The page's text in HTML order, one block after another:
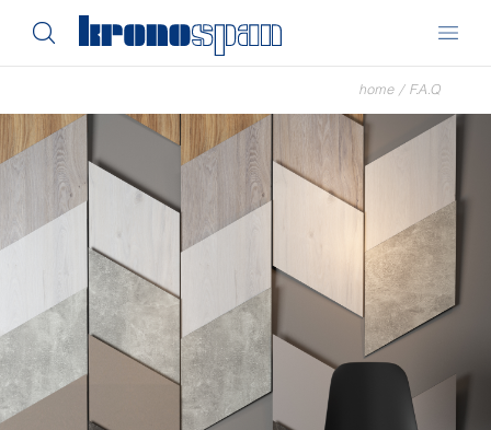
home / F.A.Q